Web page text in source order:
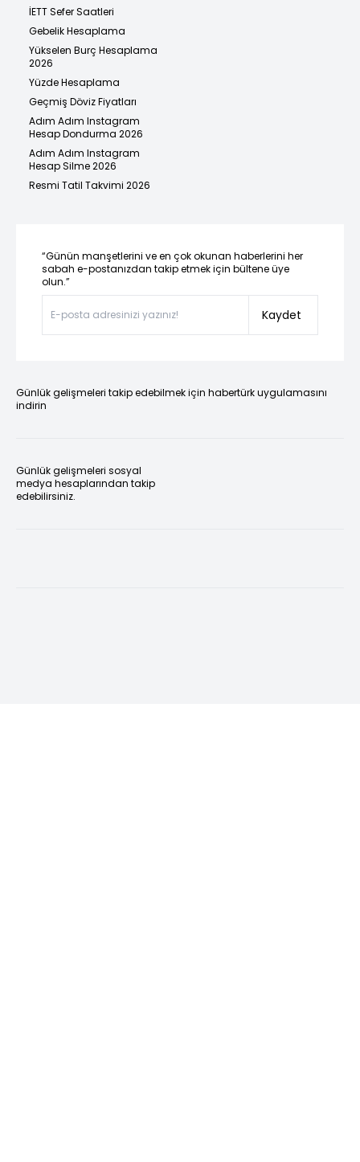
İETT Sefer Saatleri
Gebelik Hesaplama
Yükselen Burç Hesaplama
2026
Yüzde Hesaplama
Geçmiş Döviz Fiyatları
Adım Adım Instagram
Hesap Dondurma 2026
Adım Adım Instagram
Hesap Silme 2026
Resmi Tatil Takvimi 2026
“Günün manşetlerini ve en çok okunan haberlerini her
sabah e-postanızdan takip etmek için bültene üye
olun.”
Kaydet
Günlük gelişmeleri takip edebilmek için habertürk uygulamasını
indirin
Günlük gelişmeleri sosyal
medya hesaplarından takip
edebilirsiniz.